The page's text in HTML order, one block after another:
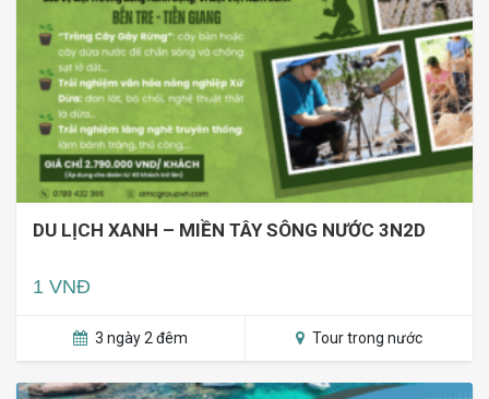
DU LỊCH XANH – MIỀN TÂY SÔNG NƯỚC 3N2D
1 VNĐ
3 ngày 2 đêm Tour trong nước